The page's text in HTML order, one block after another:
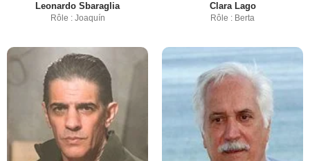
Leonardo Sbaraglia
Rôle : Joaquín
Clara Lago
Rôle : Berta